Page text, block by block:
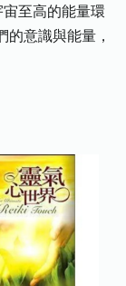
至高的能量環
意識與能量，